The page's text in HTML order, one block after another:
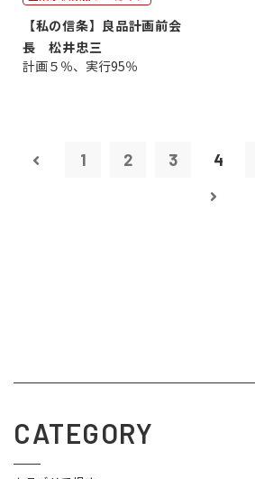
【私の信条】良品計画前会
長 松井忠三
計画５％、実行95％
1 2 3 4
CATEGORY